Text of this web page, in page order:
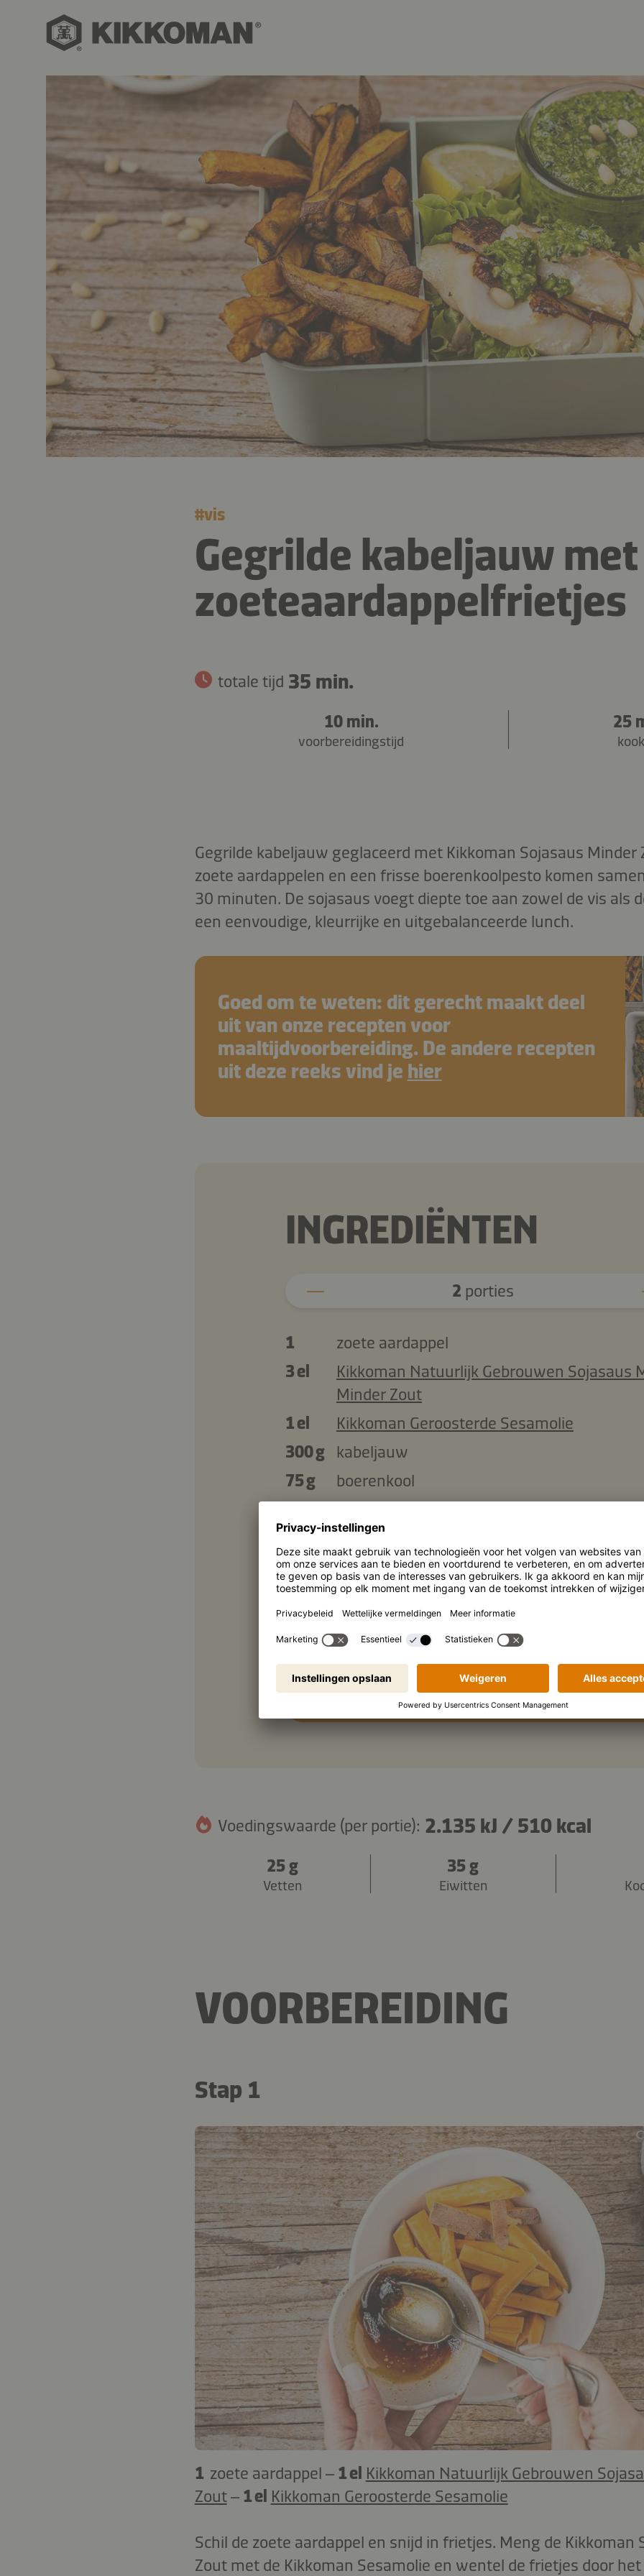
#vis
Gegrilde kabeljauw met
zoeteaardappelfrietjes
totale tijd 35 min.
10 min.
voorbereidingstijd
25
Gegrilde kabeljauw geglaceerd met Kikkoman Sojasaus Minder
zoete aardappelen en een frisse boerenkoolpesto komen
30 minuten. De sojasaus voegt diepte toe aan zowel de vis als
een eenvoudige, kleurrijke en uitgebalanceerde lunch.
Goed om te weten: dit gerecht maakt deel
uit van onze recepten voor
maaltijdvoorbereiding. De andere recepten
uit deze reeks vind je hier
INGREDIËNTEN
2 porties
1
zoete aardappel
3 el
Kikkoman Natuurlijk Gebrouwen Sojasaus
Minder Zout
1 el
Kikkoman Geroosterde Sesamolie
300 g
kabeljauw
75 g
boerenkool
¾ el
pijnboompitten
3 el
olijfolie
1 ½ tl
citroensap
1 tl
honing
ingrediënten kopiëren
Voedingswaarde (per portie): 2.135 kJ / 510 kcal
25 g
Vetten
35 g
Eiwitten
VOORBEREIDING
Stap 1
1 zoete aardappel – 1 el Kikkoman Natuurlijk Gebrouwen
Zout– 1 el Kikkoman Geroosterde Sesamolie
Schil de zoete aardappel en snijd in frietjes. Meng de Kikkoman
Zout met de Kikkoman Sesamolie en wentel de frietjes door